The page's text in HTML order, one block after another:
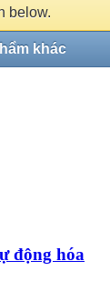
below.
khác
động hóa